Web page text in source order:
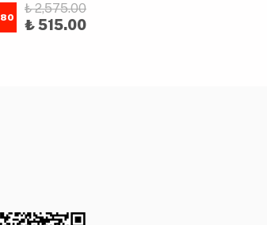
80
₺ 2,575.00
₺ 515.00